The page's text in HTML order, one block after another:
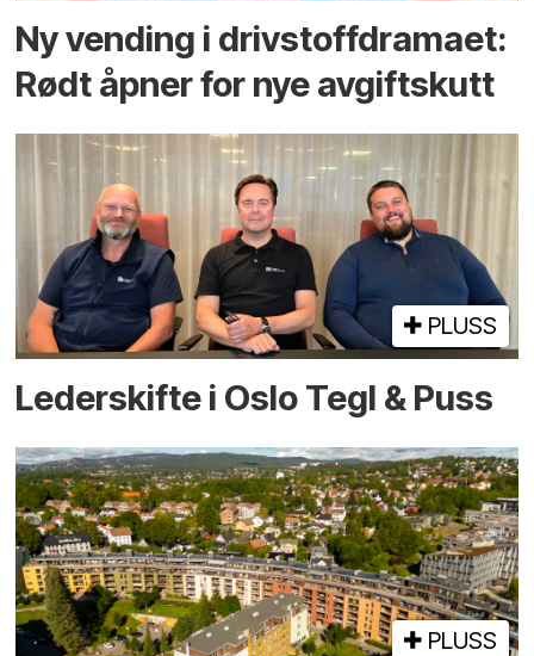
Ny vending i drivstoffdramaet:
Rødt åpner for nye avgiftskutt
PLUSS
Lederskifte i Oslo Tegl & Puss
PLUSS